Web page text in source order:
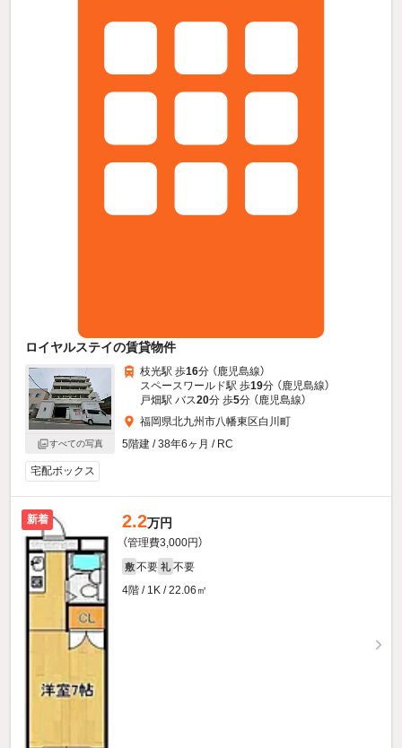
ロイヤルステイの賃貸物件
すべての写真
枝光駅 歩16分 （鹿児島線）
スペースワールド駅 歩19分 （鹿児島線）
戸畑駅 バス20分 歩5分 （鹿児島線）
福岡県北九州市八幡東区白川町
5階建 / 38年6ヶ月 / RC
宅配ボックス
新着 2.2万円
（管理費3,000円）
敷 不要 礼 不要
4階 / 1K / 22.06㎡